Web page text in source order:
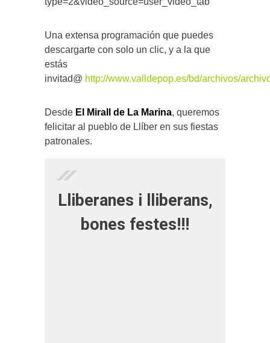
Una extensa programación que puedes
descargarte con solo un clic, y a la que
estás
invitad@ http://www.valldepop.es/bd/archivos/
Desde El Mirall de La Marina, queremos
felicitar al pueblo de Llíber en sus fiestas
patronales.
Lliberanes i lliberans,
bones festes!!!